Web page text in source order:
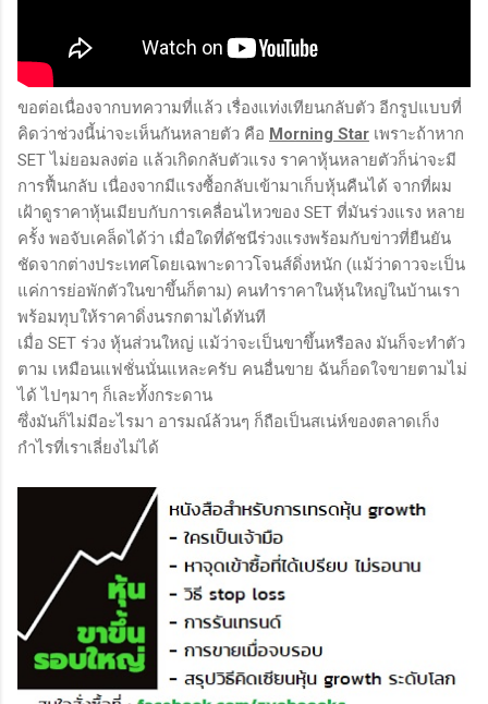
ขอต่อเนื่องจากบทความที่แล้ว เรื่องแท่งเทียนกลับตัว อีกรูปแบบที่
คิดว่าช่วงนี้น่าจะเห็นกันหลายตัว คือ Morning Star เพราะถ้าหาก
SET ไม่ยอมลงต่อ แล้วเกิดกลับตัวแรง ราคาหุ้นหลายตัวก็น่าจะมี
การฟื้นกลับ เนื่องจากมีแรงซื้อกลับเข้ามาเก็บหุ้นคืนได้ จากที่ผม
เฝ้าดูราคาหุ้นเมียบกับการเคลื่อนไหวของ SET ที่มันร่วงแรง หลาย
ครั้ง พอจับเคล็ดได้ว่า เมื่อใดที่ดัชนีร่วงแรงพร้อมกับข่าวที่ยืนยัน
ชัดจากต่างประเทศโดยเฉพาะดาวโจนส์ดิ่งหนัก (แม้ว่าดาวจะเป็น
แค่การย่อพักตัวในขาขึ้นก็ตาม) คนทำราคาในหุ้นใหญ่ในบ้านเรา
พร้อมทุบให้ราคาดิ่งนรกตามได้ทันที
เมื่อ SET ร่วง หุ้นส่วนใหญ่ แม้ว่าจะเป็นขาขึ้นหรือลง มันก็จะทำตัว
ตาม เหมือนแฟชั่นนั่นแหละครับ คนอื่นขาย ฉันก็อดใจขายตามไม่
ได้ ไปๆมาๆ ก็เละทั้งกระดาน
ซึ่งมันก็ไม่มีอะไรมา อารมณ์ล้วนๆ ก็ถือเป็นสเน่ห์ของตลาดเก็ง
กำไรที่เราเลี่ยงไม่ได้